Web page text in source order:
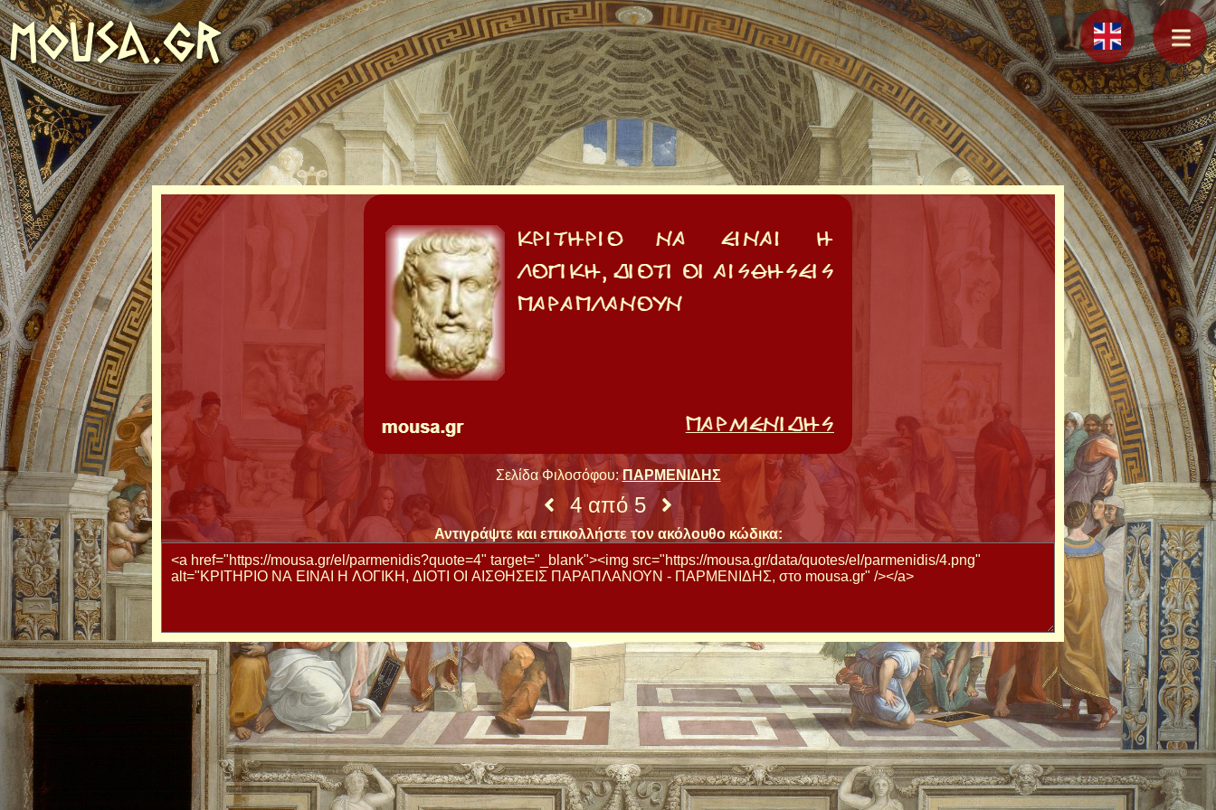
MOUSA.GR
Σελίδα Φιλοσόφου:ΠΑΡΜΕΝΙΔΗΣ
4 από 5
Αντιγράψτε και επικολλήστε τον ακόλουθο κώδικα: